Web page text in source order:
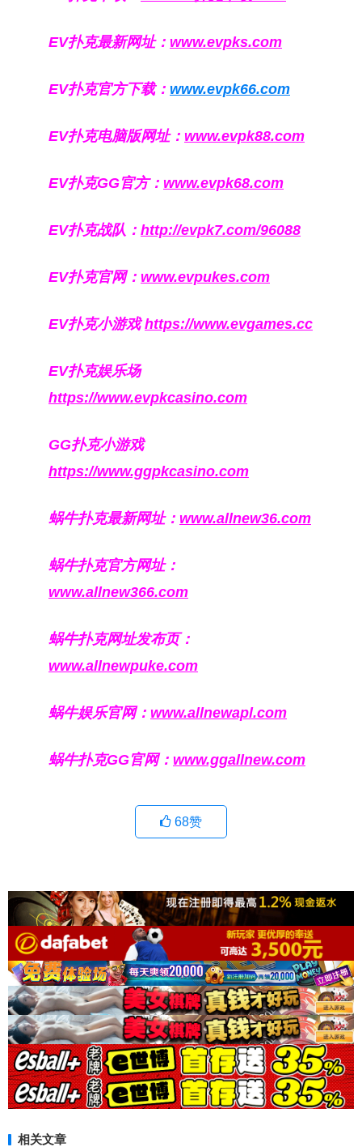
EV扑克最新网址： www.evpks.com
EV扑克官方下载： www.evpk66.com
EV扑克电脑版网址： www.evpk88.com
EV扑克GG官方： www.evpk68.com
EV扑克战队： http://evpk7.com/96088
EV扑克官网： www.evpukes.com
EV扑克小游戏https://www.evgames.cc
EV扑克娱乐场
https://www.evpkcasino.com
GG扑克小游戏
https://www.ggpkcasino.com
蜗牛扑克最新网址： www.allnew36.com
蜗牛扑克官方网址：
www.allnew366.com
蜗牛扑克网址发布页：
www.allnewpuke.com
蜗牛娱乐官网： www.allnewapl.com
蜗牛扑克GG官网： www.ggallnew.com
68赞
相关文章